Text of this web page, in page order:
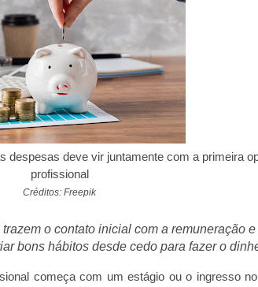
despesas deve vir juntamente com a primeira
profissional
Créditos: Freepik
o contato inicial com a remuneração
bons hábitos desde cedo para fazer o
começa com um estágio ou o ingresso